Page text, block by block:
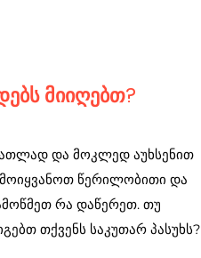
მიიღებთ?
და მოკლედ აუხსენით
მოიყვანოთ წერილობითი და
რა დაწერეთ. თუ
თქვენს საკუთარ პასუხს?